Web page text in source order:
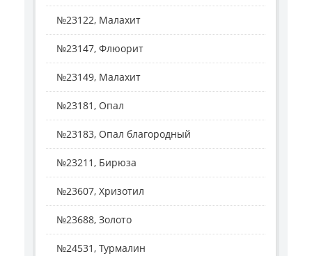
№23122, Малахит
№23147, Флюорит
№23149, Малахит
№23181, Опал
№23183, Опал благородный
№23211, Бирюза
№23607, Хризотил
№23688, Золото
№24531, Турмалин